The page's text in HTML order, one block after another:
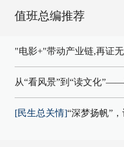
值班总编推荐
"电影+"带动产业链,再证
从“看风景”到“读文化
[民生总关情]“深梦扬帆”